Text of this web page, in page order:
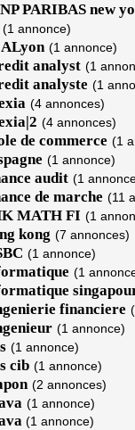
PARIBAS new
(1 annonce)
(1 annonce)
analyst (1
analyste (1
(4 annonces)
(4 annonces)
de commerce (1
(1 annonce)
audit (1
de marche (11
MATH FI (1
kong (7 annonces)
(1 annonce)
(1
financiere
(1 annonce)
(1 annonce)
cib (1 annonce)
(2 annonces)
(1 annonce)
(1 annonce)